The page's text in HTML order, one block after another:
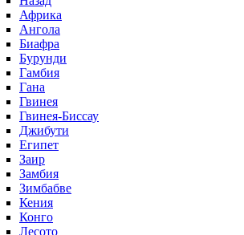
Африка
Ангола
Биафра
Бурунди
Гамбия
Гана
Гвинея
Гвинея-Биссау
Джибути
Египет
Заир
Замбия
Зимбабве
Кения
Конго
Лесото